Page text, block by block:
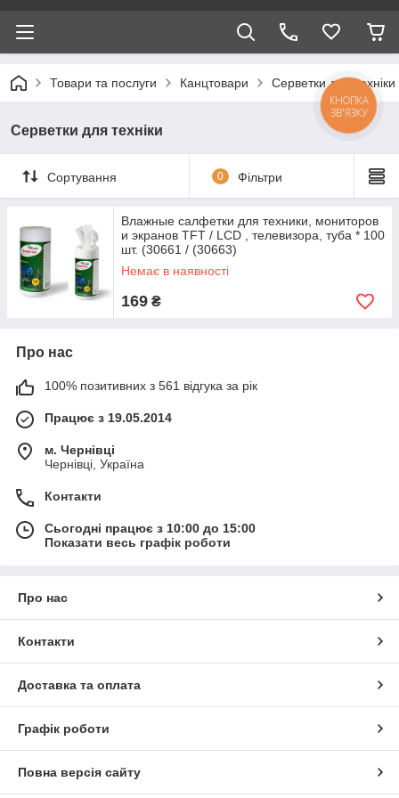
Товари та послуги Канцтовари Серветки для техніки
Серветки для техніки
Сортування 0 Фільтри
Влажные салфетки для техники, мониторов
и экранов TFT / LCD , телевизора, туба * 100
шт. (30661 / (30663)
Немає в наявності
169 ₴
Про нас
100% позитивних з 561 відгука за рік
Працює з 19.05.2014
м. Чернівці
Чернівці, Україна
Контакти
Сьогодні працює з 10:00 до 15:00
Показати весь графік роботи
Про нас
Контакти
Доставка та оплата
Графік роботи
Повна версія сайту
КНОПКА
ЗВ'ЯЗКУ